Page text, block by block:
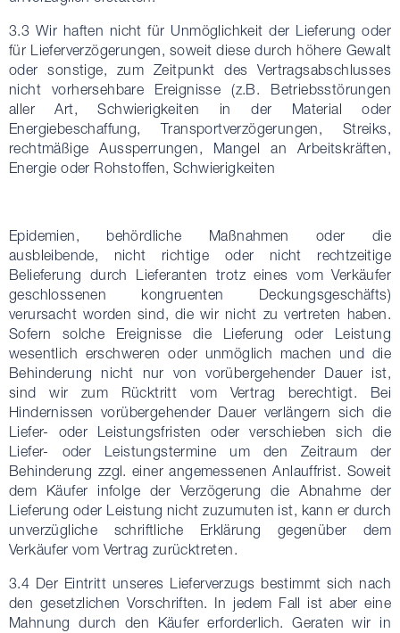
3.3 Wir haften nicht für Unmöglichkeit der Lieferung oder
für Lieferverzögerungen, soweit diese durch höhere Gewalt
oder sonstige, zum Zeitpunkt des Vertragsabschlusses
nicht vorhersehbare Ereignisse (z.B. Betriebsstörungen
aller Art, Schwierigkeiten in der Material oder
Energiebeschaffung, Transportverzögerungen, Streiks,
rechtmäßige Aussperrungen, Mangel an Arbeitskräften,
Energie oder Rohstoffen, Schwierigkeiten
Epidemien, behördliche Maßnahmen oder die
ausbleibende, nicht richtige oder nicht rechtzeitige
Belieferung durch Lieferanten trotz eines vom Verkäufer
geschlossenen kongruenten Deckungsgeschäfts)
verursacht worden sind, die wir nicht zu vertreten haben.
Sofern solche Ereignisse die Lieferung oder Leistung
wesentlich erschweren oder unmöglich machen und die
Behinderung nicht nur von vorübergehender Dauer ist,
sind wir zum Rücktritt vom Vertrag berechtigt. Bei
Hindernissen vorübergehender Dauer verlängern sich die
Liefer- oder Leistungsfristen oder verschieben sich die
Liefer- oder Leistungstermine um den Zeitraum der
Behinderung zzgl. einer angemessenen Anlauffrist. Soweit
dem Käufer infolge der Verzögerung die Abnahme der
Lieferung oder Leistung nicht zuzumuten ist, kann er durch
unverzügliche schriftliche Erklärung gegenüber dem
Verkäufer vom Vertrag zurücktreten.
3.4 Der Eintritt unseres Lieferverzugs bestimmt sich nach
den gesetzlichen Vorschriften. In jedem Fall ist aber eine
Mahnung durch den Käufer erforderlich. Geraten wir in